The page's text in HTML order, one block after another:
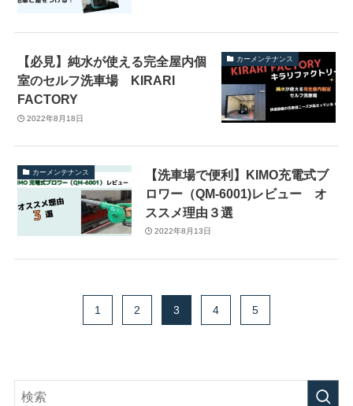
カーメンテナンス
【必見】純水が使える完全屋内個
室のセルフ洗車場 KIRARI
FACTORY
2022年8月18日
カーメンテナンス
【洗車場で便利】KIMO充電式ブ
ロワー（QM-6001)レビュー オ
ススメ理由３選
2022年8月13日
1 2 3 4 5